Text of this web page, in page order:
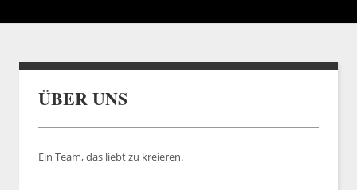
ÜBER UNS
Ein Team, das liebt zu kreieren.